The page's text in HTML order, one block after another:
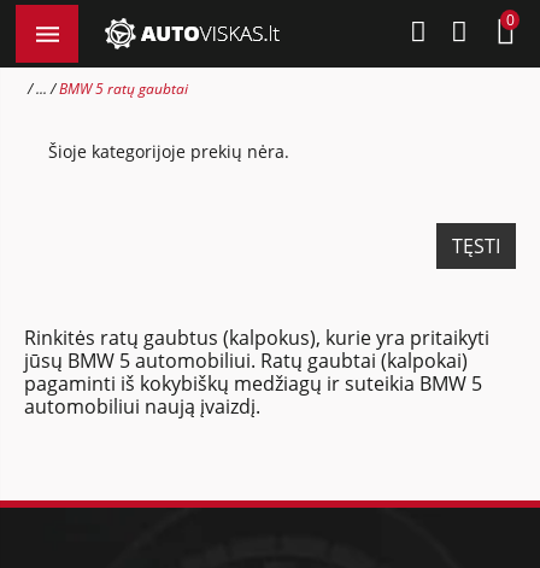
0
... BMW 5 ratų gaubtai
Šioje kategorijoje prekių nėra.
TĘSTI
Rinkitės ratų gaubtus (kalpokus), kurie yra pritaikyti
jūsų BMW 5 automobiliui. Ratų gaubtai (kalpokai)
pagaminti iš kokybiškų medžiagų ir suteikia BMW 5
automobiliui naują įvaizdį.